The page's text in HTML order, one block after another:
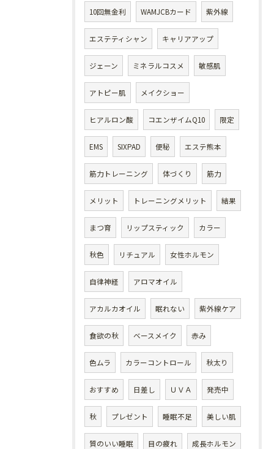
10回無金利 WAMJCBカード 紫外線
エステティシャン キャリアアップ
ジェーン ミネラルコスメ 敏感肌
アトピー肌 メイクショー
ヒアルロン酸 コエンザイムQ10 限定
EMS SIXPAD 便秘 エステ熊本
筋力トレーニング 体づくり 筋力
メリット トレーニングメリット 結果
まつ育 リップスティック カラー
秋色 リチュアル 女性ホルモン
自律神経 アロマオイル
アカルカオイル 眠れない 紫外線ケア
食欲の秋 ベースメイク 赤み
色ムラ カラーコントロール 秋太り
おすすめ 日差し ＵＶＡ 発売中
秋 プレゼント 睡眠不足 美しい肌
質のいい睡眠 目の疲れ 成長ホルモン